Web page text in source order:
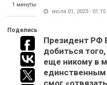
1 минуты
Поделись
июля 01, 2023 - 01:15
Президент РФ
добиться
еще никому в
смог